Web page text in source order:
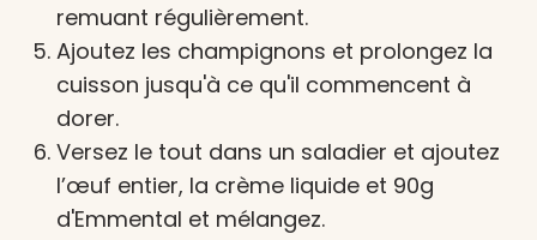
remuant régulièrement.
Ajoutez les champignons et prolongez la
cuisson jusqu'à ce qu'il commencent à
dorer.
Versez le tout dans un saladier et ajoutez
l’œuf entier, la crème liquide et 90g
d'Emmental et mélangez.